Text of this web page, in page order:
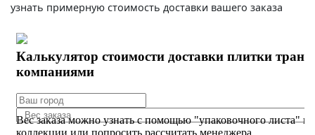
узнать примерную стоимость доставки вашего заказа